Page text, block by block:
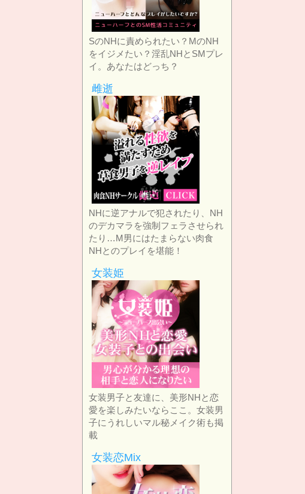
SのNHに責められたい？MのNH
をイジメたい？淫乱NHとSMプレ
イ。あなたはどっち？
雌逝
NHに逆アナルで犯されたり、NH
のデカマラを強制フェラさせられ
たり…M男にはたまらない肉食
NHとのプレイを堪能！
女装姫
女装男子と友達に、美形NHと恋
愛を楽しみたいならここ。女装男
子にうれしいマル秘メイク術も掲
載
女装恋Mix